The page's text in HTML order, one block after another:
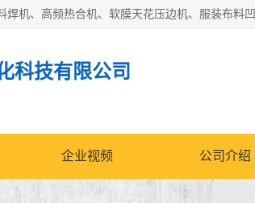
科技有限公司
企业视频 公司介绍